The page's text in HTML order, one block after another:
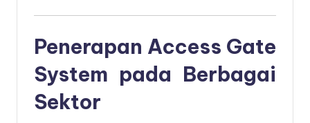
Penerapan Access Gate
System pada Berbagai
Sektor